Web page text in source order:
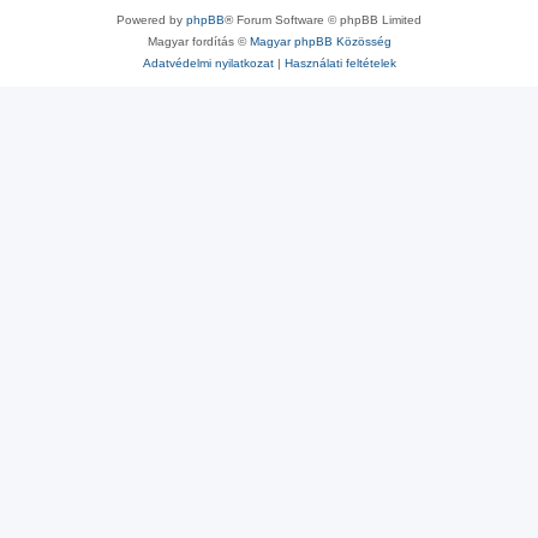
Powered by phpBB® Forum Software © phpBB Limited
Magyar fordítás ©Magyar phpBB Közösség
Adatvédelmi nyilatkozat| Használati feltételek